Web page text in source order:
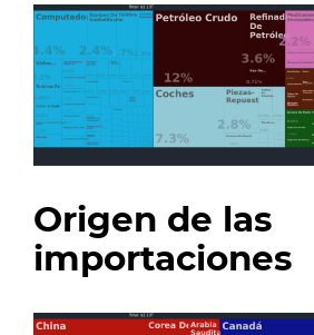
Origen de las
importaciones